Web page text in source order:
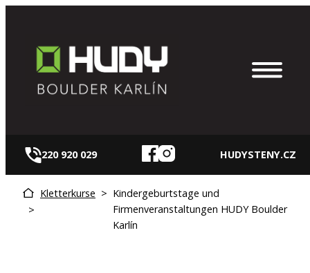
springen
220 920 029 HUDYSTENY.CZ
>
Kletterkurse > Kindergeburtstage und
Firmenveranstaltungen HUDY Boulder
Karlín